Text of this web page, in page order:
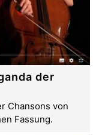
der
Chansons von
Fassung.